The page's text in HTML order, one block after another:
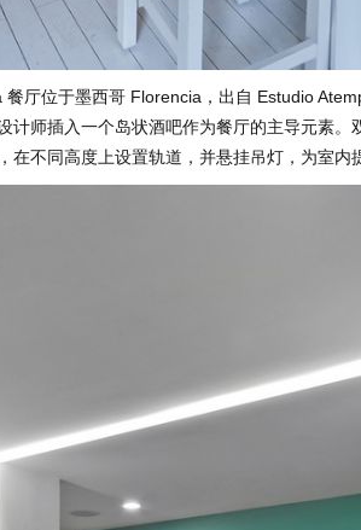
厅位于墨西哥 Florencia，出自 Estudio
计师插入一个岛状酒吧作为餐厅的主导元素。
在不同高度上设置轨道，并悬挂吊灯，为室内